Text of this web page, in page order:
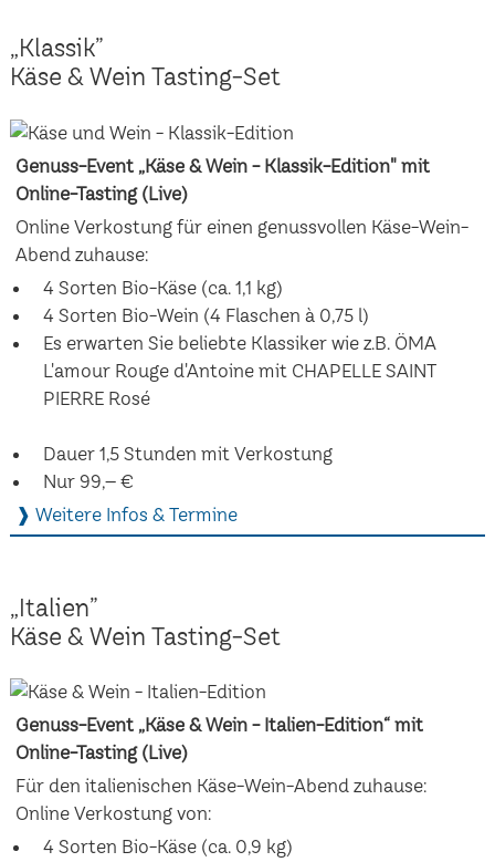
„Klassik”
Käse & Wein Tasting-Set
Genuss-Event „Käse & Wein - Klassik-Edition" mit
Online-Tasting (Live)
Online Verkostung für einen genussvollen Käse-Wein-
Abend zuhause:
4 Sorten Bio-Käse (ca. 1,1 kg)
4 Sorten Bio-Wein (4 Flaschen à 0,75 l)
Es erwarten Sie beliebte Klassiker wie z.B. ÖMA
L'amour Rouge d'Antoine mit CHAPELLE SAINT
PIERRE Rosé
Dauer 1,5 Stunden mit Verkostung
Nur 99,– €
❱ Weitere Infos & Termine
„Italien”
Käse & Wein Tasting-Set
Genuss-Event „Käse & Wein - Italien-Edition“ mit
Online-Tasting (Live)
Für den italienischen Käse-Wein-Abend zuhause:
Online Verkostung von:
4 Sorten Bio-Käse (ca. 0,9 kg)